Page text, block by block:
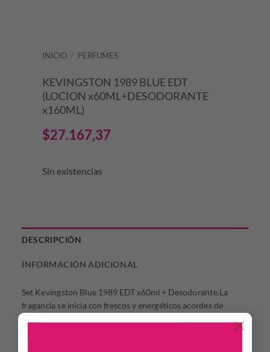
×
INICIO / PERFUMES
KEVINGSTON 1989 BLUE EDT
(LOCION x60ML+DESODORANTE
x160ML)
$27.167,37
Sin existencias
DESCRIPCIÓN
INFORMACIÓN ADICIONAL
Set Kevingston Blue 1989 EDT x60ml + Desodorante.La
fragancia se inicia con frescos y energéticos acordes de
pomelo, mandarina y notas marinas. El cuerpo con notas de
Jazmín y hojas de Laurel y su dulce fondo de notas de madera